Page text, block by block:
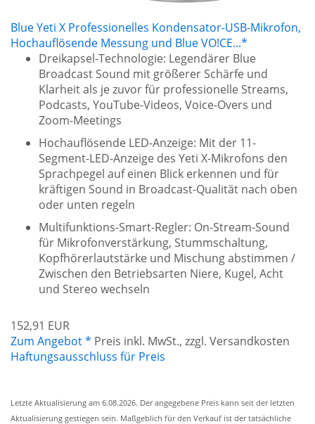
Blue Yeti X Professionelles Kondensator-USB-Mikrofon,
Hochauflösende Messung und Blue VO!CE...*
Dreikapsel-Technologie: Legendärer Blue
Broadcast Sound mit größerer Schärfe und
Klarheit als je zuvor für professionelle Streams,
Podcasts, YouTube-Videos, Voice-Overs und
Zoom-Meetings
Hochauflösende LED-Anzeige: Mit der 11-
Segment-LED-Anzeige des Yeti X-Mikrofons den
Sprachpegel auf einen Blick erkennen und für
kräftigen Sound in Broadcast-Qualität nach oben
oder unten regeln
Multifunktions-Smart-Regler: On-Stream-Sound
für Mikrofonverstärkung, Stummschaltung,
Kopfhörerlautstärke und Mischung abstimmen /
Zwischen den Betriebsarten Niere, Kugel, Acht
und Stereo wechseln
152,91 EUR
Zum Angebot * Preis inkl. MwSt., zzgl. Versandkosten
Haftungsausschluss für Preis
Letzte Aktualisierung am 6.08.2026. Der angegebene Preis kann seit der letzten
Aktualisierung gestiegen sein. Maßgeblich für den Verkauf ist der tatsächliche